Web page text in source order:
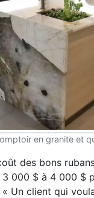
en granite et
des bons
000 $ à 4 000 $
« Un client qui